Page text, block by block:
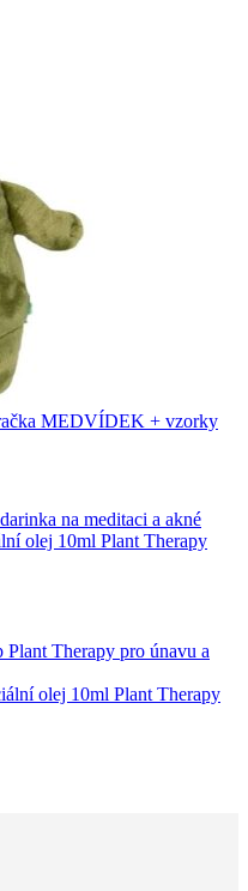
MEDVÍDEK + vzorky
olej 10ml Plant Therapy
olej 10ml Plant Therapy